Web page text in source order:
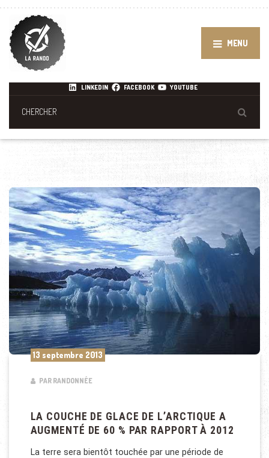
MENU
LINKEDIN FACEBOOK YOUTUBE
13 septembre 2013
PAR RANDONNÉE
LA COUCHE DE GLACE DE L’ARCTIQUE A
AUGMENTÉ DE 60 % PAR RAPPORT À 2012
La terre sera bientôt touchée par une période de